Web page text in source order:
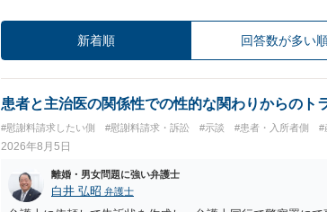
新着順 回答数が多い
患者と主治医の関係性での性的な関わりからのト
#慰謝料請求したい側 #慰謝料請求・訴訟 #示談 #患者・入所者側 #
2026年8月5日
離婚・男女問題に強い弁護士
白井 弘昭 弁護士